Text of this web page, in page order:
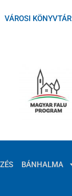
VÁROSI KÖNYVTÁR
BÁNHALMA